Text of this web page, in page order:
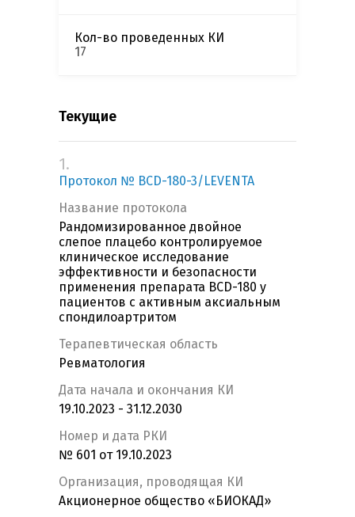
Кол-во проведенных КИ
17
Текущие
1.
Протокол № BCD-180-3/LEVENTA
Название протокола
Рандомизированное двойное
слепое плацебо контролируемое
клиническое исследование
эффективности и безопасности
применения препарата BCD-180 у
пациентов с активным аксиальным
спондилоартритом
Терапевтическая область
Ревматология
Дата начала и окончания КИ
19.10.2023 - 31.12.2030
Номер и дата РКИ
№ 601 от 19.10.2023
Организация, проводящая КИ
Акционерное общество «БИОКАД»